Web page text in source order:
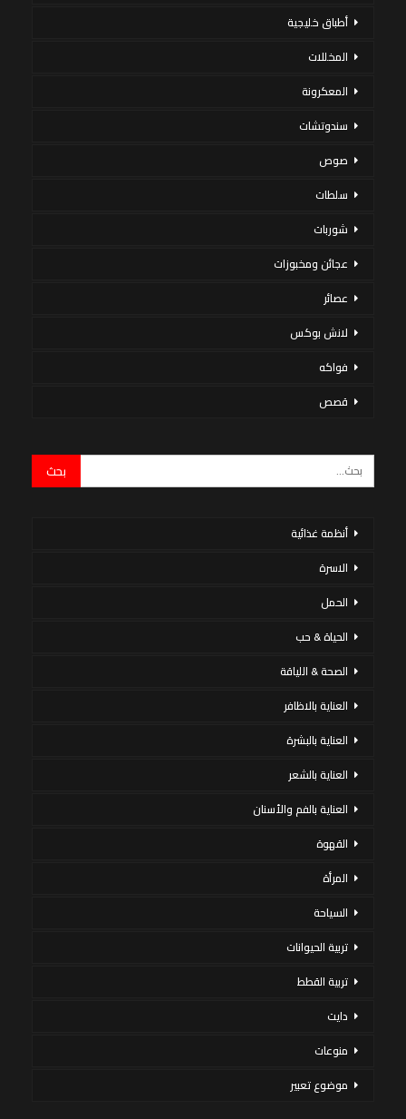
أطباق خليجية
المخللات
المعكرونة
سندوتشات
صوص
سلطات
شوربات
عجائن ومخبوزات
عصائر
لانش بوكس
فواكه
قصص
أنظمة غذائية
الاسرة
الحمل
الحياة & حب
الصحة & اللياقة
العناية بالاظافر
العناية بالبشرة
العناية بالشعر
العناية بالفم والأسنان
القهوة
المرأة
السياحة
تربية الحيوانات
تربية القطط
دايت
منوعات
موضوع تعبير